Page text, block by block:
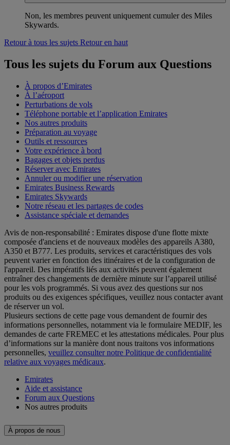
Non, les membres peuvent uniquement cumuler des Miles
Skywards.
Retour à tous les sujets Retour en haut
Tous les sujets du Forum aux Questions
À propos d’Emirates
À l’aéroport
Perturbations de vols
Téléphone portable et l’application Emirates
Nos autres produits
Préparation au voyage
Outils et ressources
Votre expérience à bord
Bagages et objets perdus
Réserver avec Emirates
Annuler ou modifier une réservation
Emirates Business Rewards
Emirates Skywards
Notre réseau et les partages de codes
Assistance spéciale et demandes
Avis de non-responsabilité : Emirates dispose d'une flotte mixte
composée d'anciens et de nouveaux modèles des appareils A380,
A350 et B777. Les produits, services et caractéristiques des vols
peuvent varier en fonction des itinéraires et de la configuration de
l'appareil. Des impératifs liés aux activités peuvent également
entraîner des changements de dernière minute sur l’appareil utilisé
pour les vols programmés. Si vous avez des questions sur nos
produits ou des exigences spécifiques, veuillez nous contacter avant
de réserver un vol.
Plusieurs sections de cette page vous demandent de fournir des
informations personnelles, notamment via le formulaire MEDIF, les
demandes de carte FREMEC et les attestations médicales. Pour plus
d’informations sur la manière dont nous traitons vos informations
personnelles, veuillez consulter notre Politique de confidentialité
relative aux voyages médicaux.
Emirates
Aide et assistance
Forum aux Questions
Nos autres produits
À propos de nous